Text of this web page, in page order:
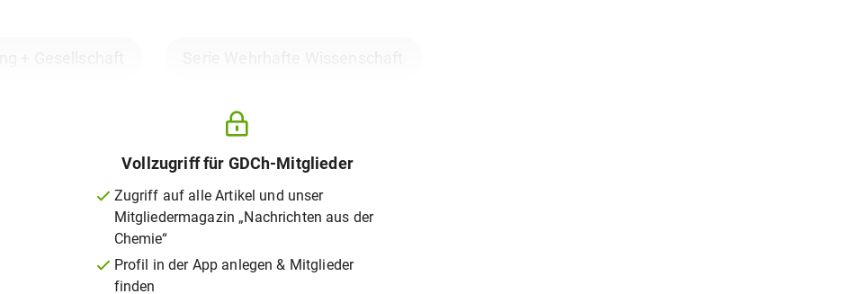
Vollzugriff für GDCh-Mitglieder
Zugriff auf alle Artikel und unser
Mitgliedermagazin „Nachrichten aus der
Chemie“
Profil in der App anlegen & Mitglieder
finden